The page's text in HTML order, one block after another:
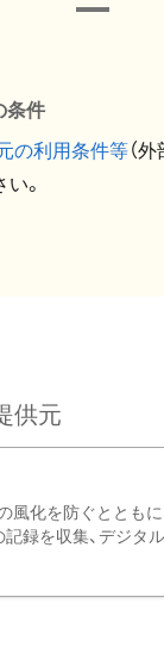
条件
の利用条件等（
。
供元
化を防ぐとともに
録を収集、デジタ